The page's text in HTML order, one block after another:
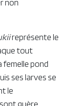
;
;
;
;
non